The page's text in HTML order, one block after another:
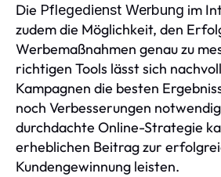
Die Pflegedienst Werbung im
zudem die Möglichkeit, den
Werbemaßnahmen genau zu
richtigen Tools lässt sich
Kampagnen die besten
noch Verbesserungen
durchdachte Online-Strategie
erheblichen Beitrag zur
Kundengewinnung leisten.